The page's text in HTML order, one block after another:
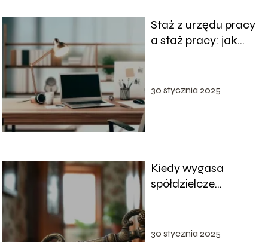
Staż z urzędu pracy
a staż pracy: jak
emeryturę
30 stycznia 2025
Kiedy wygasa
spółdzielcze
30 stycznia 2025